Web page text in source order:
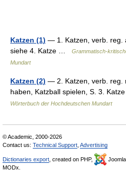
Katzen (1) — 1. Katzen, verb. reg.
siehe 4. Katze …
Grammatisch-
Mundart
Katzen (2) — 2. Katzen, verb. reg.
haben, Katzball spielen, S. 3.
Wörterbuch der Hochdeutschen Mundart
© Academic, 2000-2026
Contact us: Technical Support Advertising
Dictionaries export , created on PHP, Joomla,
MODx.